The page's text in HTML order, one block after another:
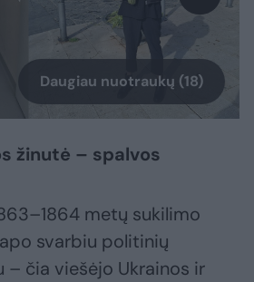
Daugiau nuotraukų (18)
žinutė – spalvos
metų sukilimo
svarbiu politinių
– čia viešėjo Ukrainos ir